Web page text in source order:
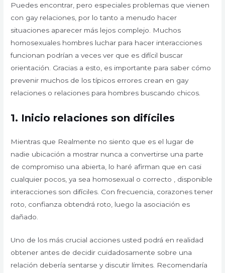
Puedes encontrar, pero especiales problemas que vienen
con gay relaciones, por lo tanto a menudo hacer
situaciones aparecer más lejos complejo. Muchos
homosexuales hombres luchar para hacer interacciones
funcionan podrían a veces ver que es difícil buscar
orientación. Gracias a esto, es importante para saber cómo
prevenir muchos de los típicos errores crean en gay
relaciones o relaciones para hombres buscando chicos.
1. Inicio relaciones son difíciles
Mientras que Realmente no siento que es el lugar de
nadie ubicación a mostrar nunca a convertirse una parte
de compromiso una abierta, lo haré afirman que en casi
cualquier pocos, ya sea homosexual o correcto , disponible
interacciones son difíciles. Con frecuencia, corazones tener
roto, confianza obtendrá roto, luego la asociación es
dañado.
Uno de los más crucial acciones usted podrá en realidad
obtener antes de decidir cuidadosamente sobre una
relación debería sentarse y discutir límites. Recomendaría